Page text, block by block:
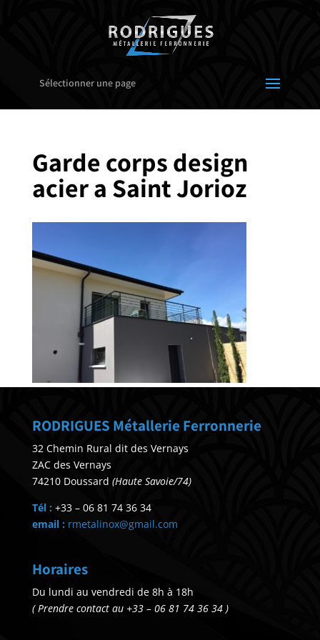
Sélectionner une page
Garde corps design
acier a Saint Jorioz
RODRIGUES Métallerie Ferronnerie
32 Chemin Rural dit des Vernays
ZAC des Vernays
74210 Doussard (Haute Savoie/74)
Tél : +33 – 06 81 74 36 34
email : rmetalinox@gmail.com
Horaires
Du lundi au vendredi de 8h à 18h
( Prendre contact au +33 – 06 81 74 36 34 )